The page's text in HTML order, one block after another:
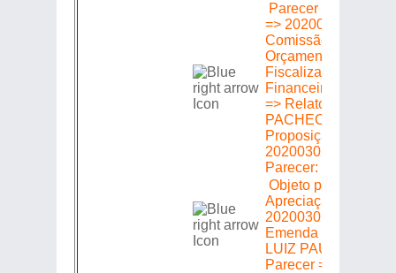
Parecer em
=> 20200302178 =>
Comissão de
Orçamento Finanças
Fiscalização
Financeira e
=> Relator: MÁRCIO
PACHECO =>
Proposição
20200302178 =>
Parecer: Favorável
Objeto para
Apreciação =>
20200302178 =>
Emenda (S) 01 a 05
LUIZ PAULO =>
Parecer =>